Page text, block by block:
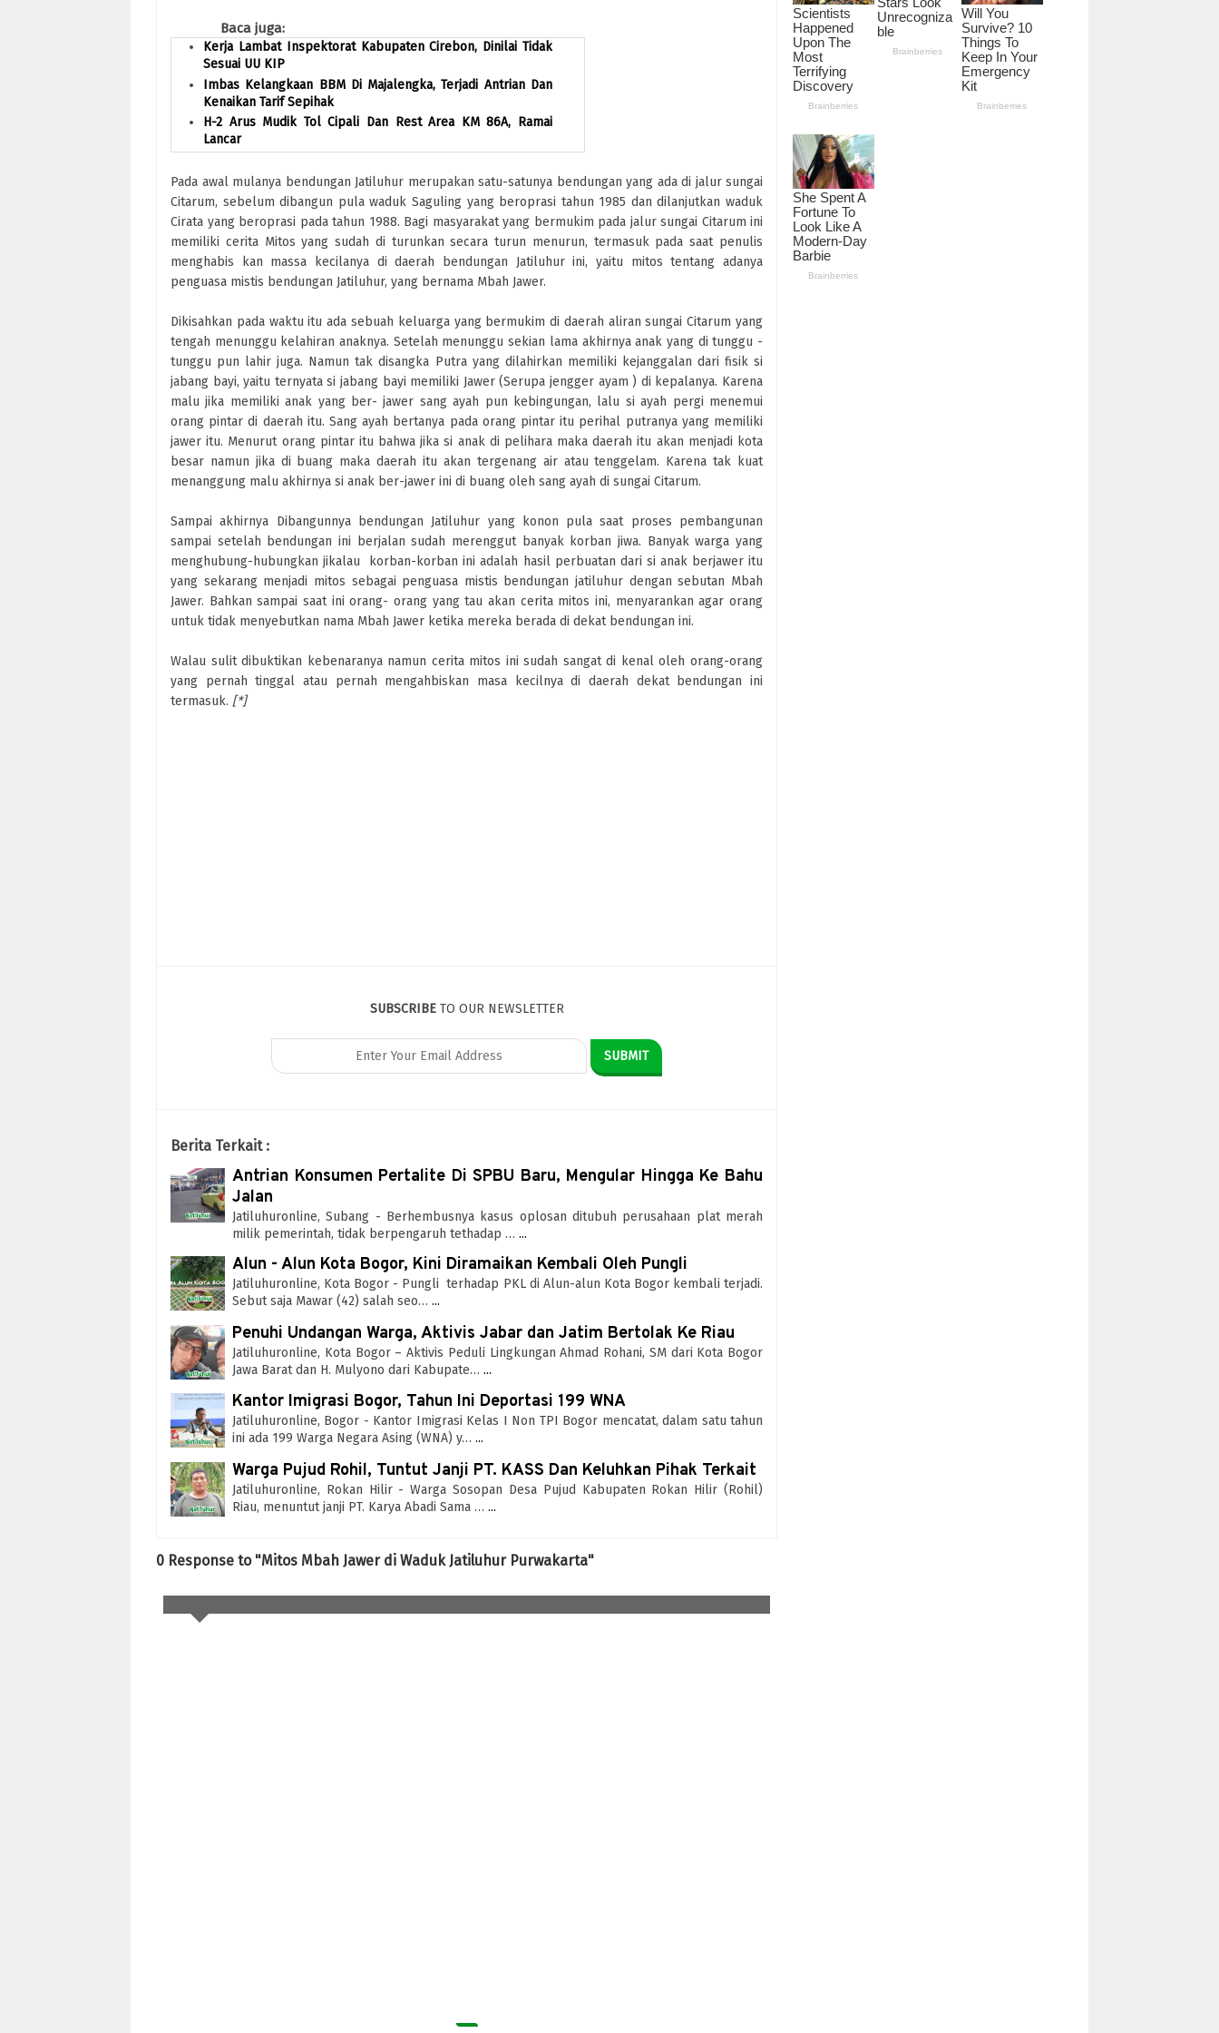
Baca juga:
Kerja Lambat Inspektorat Kabupaten Cirebon, Dinilai Tidak
Sesuai UU KIP
Imbas Kelangkaan BBM Di Majalengka, Terjadi Antrian Dan
Kenaikan Tarif Sepihak
H-2 Arus Mudik Tol Cipali Dan Rest Area KM 86A, Ramai
Lancar
Pada awal mulanya bendungan Jatiluhur merupakan satu-satunya bendungan yang ada di jalur sungai
Citarum, sebelum dibangun pula waduk Saguling yang beroprasi tahun 1985 dan dilanjutkan waduk
Cirata yang beroprasi pada tahun 1988. Bagi masyarakat yang bermukim pada jalur sungai Citarum ini
memiliki cerita Mitos yang sudah di turunkan secara turun menurun, termasuk pada saat penulis
menghabis kan massa kecilanya di daerah bendungan Jatiluhur ini, yaitu mitos tentang adanya
penguasa mistis bendungan Jatiluhur, yang bernama Mbah Jawer.
Dikisahkan pada waktu itu ada sebuah keluarga yang bermukim di daerah aliran sungai Citarum yang
tengah menunggu kelahiran anaknya. Setelah menunggu sekian lama akhirnya anak yang di tunggu -
tunggu pun lahir juga. Namun tak disangka Putra yang dilahirkan memiliki kejanggalan dari fisik si
jabang bayi, yaitu ternyata si jabang bayi memiliki Jawer (Serupa jengger ayam ) di kepalanya. Karena
malu jika memiliki anak yang ber- jawer sang ayah pun kebingungan, lalu si ayah pergi menemui
orang pintar di daerah itu. Sang ayah bertanya pada orang pintar itu perihal putranya yang memiliki
jawer itu. Menurut orang pintar itu bahwa jika si anak di pelihara maka daerah itu akan menjadi kota
besar namun jika di buang maka daerah itu akan tergenang air atau tenggelam. Karena tak kuat
menanggung malu akhirnya si anak ber-jawer ini di buang oleh sang ayah di sungai Citarum.
Sampai akhirnya Dibangunnya bendungan Jatiluhur yang konon pula saat proses pembangunan
sampai setelah bendungan ini berjalan sudah merenggut banyak korban jiwa. Banyak warga yang
menghubung-hubungkan jikalau korban-korban ini adalah hasil perbuatan dari si anak berjawer itu
yang sekarang menjadi mitos sebagai penguasa mistis bendungan jatiluhur dengan sebutan Mbah
Jawer. Bahkan sampai saat ini orang- orang yang tau akan cerita mitos ini, menyarankan agar orang
untuk tidak menyebutkan nama Mbah Jawer ketika mereka berada di dekat bendungan ini.
Walau sulit dibuktikan kebenaranya namun cerita mitos ini sudah sangat di kenal oleh orang-orang
yang pernah tinggal atau pernah mengahbiskan masa kecilnya di daerah dekat bendungan ini
termasuk. [*]
SUBSCRIBETO OUR NEWSLETTER
Berita Terkait :
Antrian Konsumen Pertalite Di SPBU Baru, Mengular Hingga Ke Bahu
Jalan
Jatiluhuronline, Subang - Berhembusnya kasus oplosan ditubuh perusahaan plat merah
milik pemerintah, tidak berpengaruh tethadap … ...
Alun - Alun Kota Bogor, Kini Diramaikan Kembali Oleh Pungli
Jatiluhuronline, Kota Bogor - Pungli terhadap PKL di Alun-alun Kota Bogor kembali terjadi.
Sebut saja Mawar (42) salah seo… ...
Penuhi Undangan Warga, Aktivis Jabar dan Jatim Bertolak Ke Riau
Jatiluhuronline, Kota Bogor – Aktivis Peduli Lingkungan Ahmad Rohani, SM dari Kota Bogor
Jawa Barat dan H. Mulyono dari Kabupate… ...
Kantor Imigrasi Bogor, Tahun Ini Deportasi 199 WNA
Jatiluhuronline, Bogor - Kantor Imigrasi Kelas I Non TPI Bogor mencatat, dalam satu tahun
ini ada 199 Warga Negara Asing (WNA) y… ...
Warga Pujud Rohil, Tuntut Janji PT. KASS Dan Keluhkan Pihak Terkait
Jatiluhuronline, Rokan Hilir - Warga Sosopan Desa Pujud Kabupaten Rokan Hilir (Rohil)
Riau, menuntut janji PT. Karya Abadi Sama … ...
0 Response to "Mitos Mbah Jawer di Waduk Jatiluhur Purwakarta"